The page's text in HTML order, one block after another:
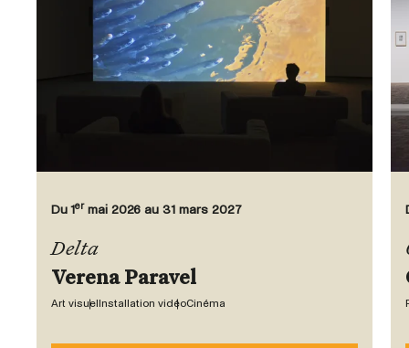
Du 1er mai 2026 au 31 mars 2027
Delta
Verena Paravel
Art visuel Installation vidéoCinéma